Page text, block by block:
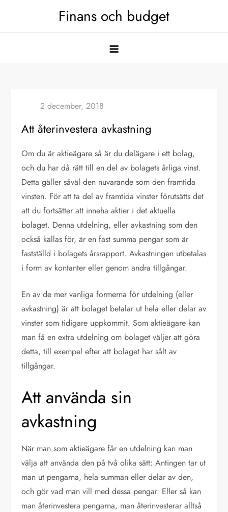
Finans och budget
Att återinvestera avkastning
Om du är aktieägare så är du delägare i ett bolag,
och du har då rätt till en del av bolagets årliga vinst.
Detta gäller såväl den nuvarande som den framtida
vinsten. För att ta del av framtida vinster förutsätts det
att du fortsätter att inneha aktier i det aktuella
bolaget. Denna utdelning, eller avkastning som den
också kallas för, är en fast summa pengar som är
fastställd i bolagets årsrapport. Avkastningen utbetalas
i form av kontanter eller genom andra tillgångar.
En av de mer vanliga formerna för utdelning (eller
avkastning) är att bolaget betalar ut hela eller delar av
vinster som tidigare uppkommit. Som aktieägare kan
man få en extra utdelning om bolaget väljer att göra
detta, till exempel efter att bolaget har sålt av
tillgångar.
Att använda sin
avkastning
När man som aktieägare får en utdelning kan man
välja att använda den på två olika sätt: Antingen tar ut
man ut pengarna, hela summan eller delar av den,
och gör vad man vill med dessa pengar. Eller så kan
man återinvestera pengarna, man återinvesterar alltså